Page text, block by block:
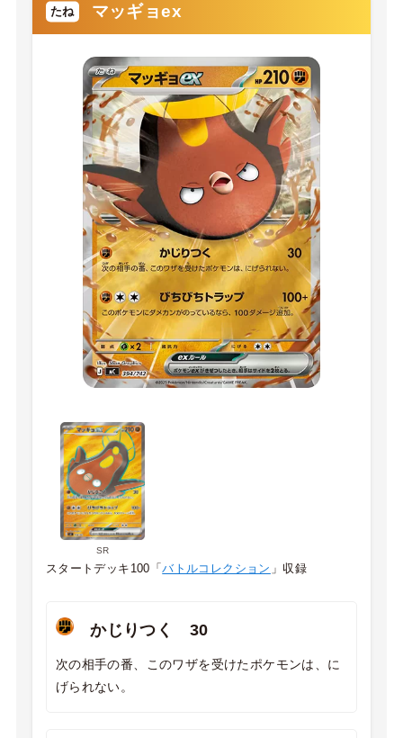
マッギョex
SR
スタートデッキ100「バトルコレクション 」収録
かじりつく 30
次の相手の番、このワザを受けたポケモンは、に
げられない。